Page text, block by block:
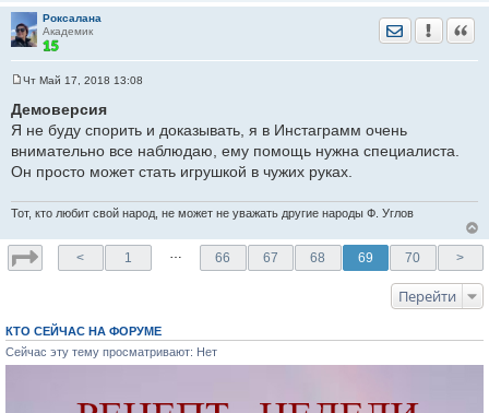
н
и
е
Роксалана
Академик
Отправить
о
б
е
н
Чт Май 17, 2018 13:08
Демоверсия
Я не буду спорить и доказывать, я в Инстаграмм очень
внимательно все наблюдаю, ему помощь нужна специалиста.
Он просто может стать игрушкой в чужих руках.
Тот, кто любит свой народ, не может не уважать другие народы Ф. Углов
< 1 66 67 68 69 70 >
Перейти
КТО СЕЙЧАС НА ФОРУМЕ
Сейчас эту тему просматривают: Нет